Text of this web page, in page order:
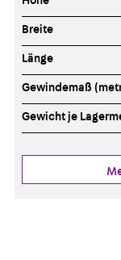
Breite
Länge
Gewindemaß
Gewicht je